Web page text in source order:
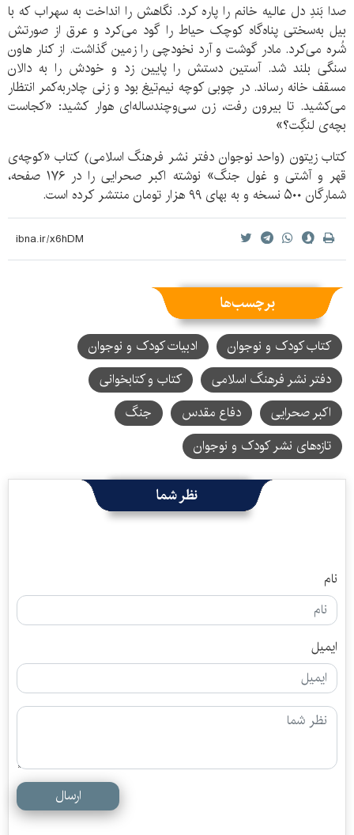
صدا بَندِ دل عالیه خانم را پاره کرد. نگاهش را انداخت به سهراب که با
بیل به‌سختی پناه‌گاه کوچک حیاط را گود می‌کرد و عرق از صورتش
شُره می‌کرد. مادر گوشت و آرد نخودچی را زمین گذاشت. از کنار هاون
سنگی بلند شد. آستین دستش را پایین زد و خودش را به دالان
مسقف خانه رساند. در چوبی کوچه نیم‌تیغ بود و زنی چادربه‌کمر انتظار
می‌کشید. تا بیرون رفت، زن سی‌وچندساله‌ای هوار کشید: «کجاست
بچه‌ی لنگِت؟»
کتاب زیتون (واحد نوجوان دفتر نشر فرهنگ اسلامی) کتاب «کوچه‌ی
قهر و آشتی و غول جنگ» نوشته اکبر صحراییرا
در ۱۷۶ صفحه،
شمارگان ۵۰۰ نسخه و به بهای ۹۹ هزار تومان منتشر کرده است.
برچسب‌ها
کتاب کودک و نوجوان
ادبیات کودک و نوجوان
دفتر نشر فرهنگ اسلامی
کتاب و کتابخوانی
اکبر صحرایی
دفاع مقدس
جنگ
تازه‌های نشر کودک و نوجوان
نظر شما
نام
ایمیل
ارسال